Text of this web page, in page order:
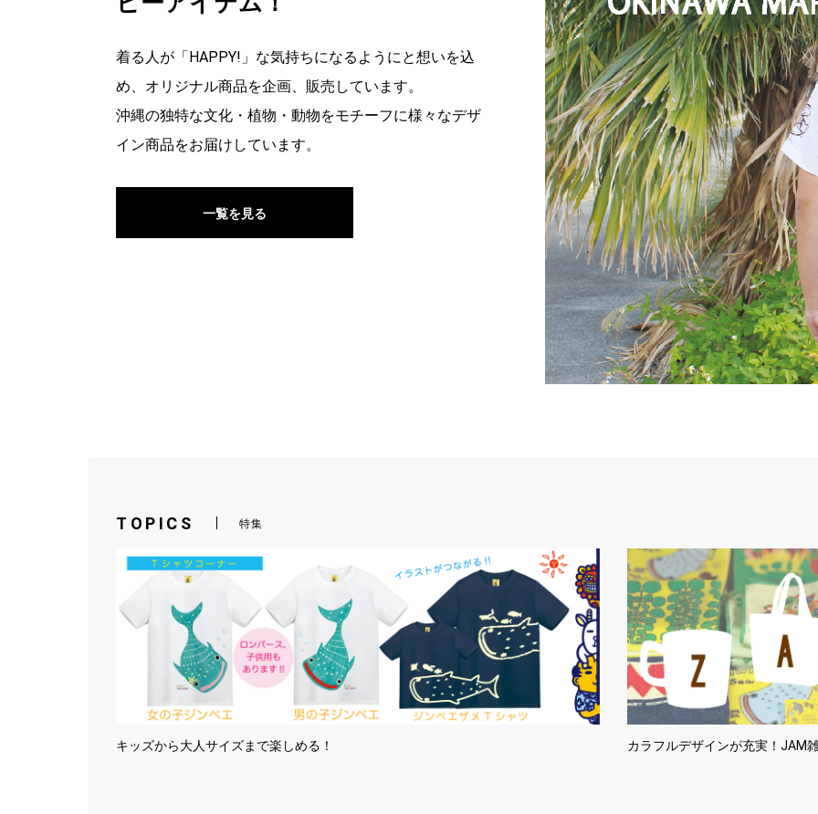
着る人が「HAPPY!」な気持ちになるようにと想いを込
め、オリジナル商品を企画、販売しています。
沖縄の独特な文化・植物・動物をモチーフに様々なデザ
イン商品をお届けしています。
一覧を見る
TOPICS 特集
キッズから大人サイズまで楽しめる！ カラフルデザインが充実！JAM